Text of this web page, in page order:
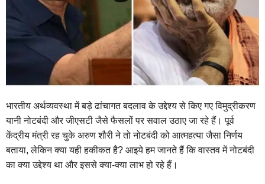
भारतीय अर्थव्यवस्था में बड़े ढांचागत बदलाव के उद्देश्य से किए गए विमुद्रीकरण
यानी नोटबंदी और जीएसटी जैसे फैसलों पर सवाल उठाए जा रहे हैं। पूर्व
केंद्रीय मंत्री रह चुके अरुण शौरी ने तो नोटबंदी को आत्महत्या जैसा निर्णय
बताया, लेकिन क्या यही हकीकत है? आइये हम जानते हैं कि वास्तव में नोटबंदी
का क्या उद्देश्य था और इससे क्या-क्या लाभ हो रहे हैं।